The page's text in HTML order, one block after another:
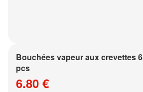
Bouchées vapeur aux crevettes 6
pcs
6.80 €